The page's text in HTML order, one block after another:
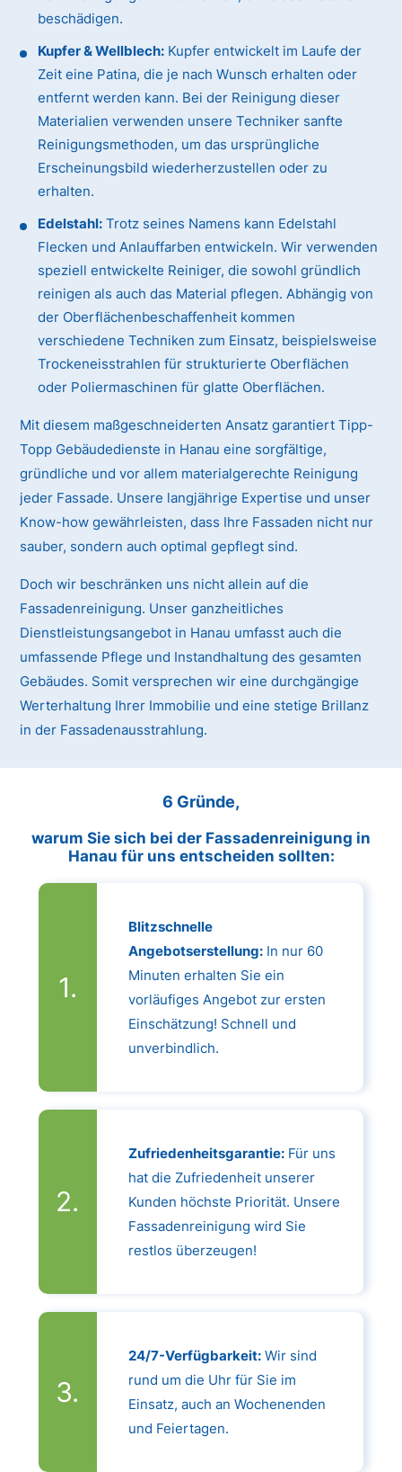
beschädigen.
Kupfer & Wellblech: Kupfer entwickelt im Laufe der
Zeit eine Patina, die je nach Wunsch erhalten oder
entfernt werden kann. Bei der Reinigung dieser
Materialien verwenden unsere Techniker sanfte
Reinigungsmethoden, um das ursprüngliche
Erscheinungsbild wiederherzustellen oder zu
erhalten.
Edelstahl: Trotz seines Namens kann Edelstahl
Flecken und Anlauffarben entwickeln. Wir verwenden
speziell entwickelte Reiniger, die sowohl gründlich
reinigen als auch das Material pflegen. Abhängig von
der Oberflächenbeschaffenheit kommen
verschiedene Techniken zum Einsatz, beispielsweise
Trockeneisstrahlen für strukturierte Oberflächen
oder Poliermaschinen für glatte Oberflächen.
Mit diesem maßgeschneiderten Ansatz garantiert Tipp-
Topp Gebäudedienste in Hanau eine sorgfältige,
gründliche und vor allem materialgerechte Reinigung
jeder Fassade. Unsere langjährige Expertise und unser
Know-how gewährleisten, dass Ihre Fassaden nicht nur
sauber, sondern auch optimal gepflegt sind.
Doch wir beschränken uns nicht allein auf die
Fassadenreinigung. Unser ganzheitliches
Dienstleistungsangebot in Hanau umfasst auch die
umfassende Pflege und Instandhaltung des gesamten
Gebäudes. Somit versprechen wir eine durchgängige
Werterhaltung Ihrer Immobilie und eine stetige Brillanz
in der Fassadenausstrahlung.
6 Gründe,
warum Sie sich bei der Fassadenreinigung in
Hanau für uns entscheiden sollten:
Blitzschnelle
Angebotserstellung:In nur 60
Minuten erhalten Sie ein
vorläufiges Angebot zur ersten
Einschätzung! Schnell und
unverbindlich.
Zufriedenheitsgarantie:Für uns
hat die Zufriedenheit unserer
Kunden höchste Priorität. Unsere
Fassadenreinigung wird Sie
restlos überzeugen!
24/7-Verfügbarkeit:Wir sind
rund um die Uhr für Sie im
Einsatz, auch an Wochenenden
und Feiertagen.